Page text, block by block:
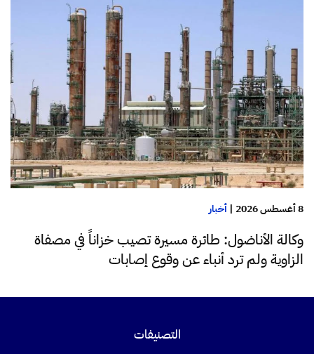
8 أغسطس 2026 | أخبار
وكالة الأناضول: طائرة مسيرة تصيب خزاناً في مصفاة
الزاوية ولم ترد أنباء عن وقوع إصابات
التصنيفات